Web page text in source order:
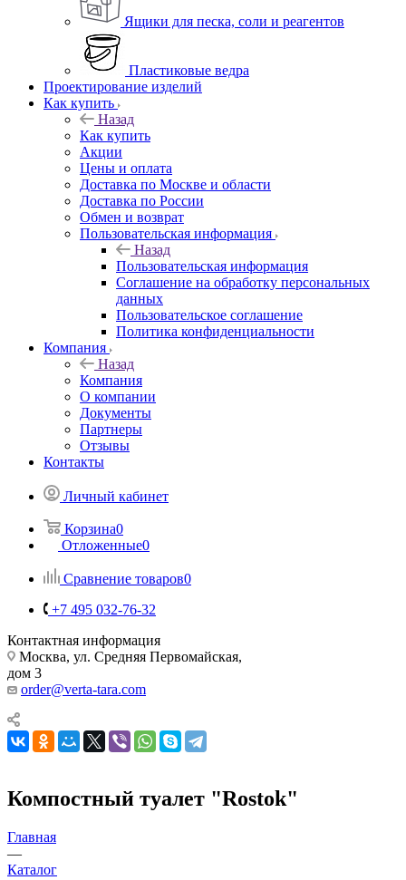
Ящики для песка, соли и реагентов
Пластиковые ведра
Проектирование изделий
Как купить
Назад
Как купить
Акции
Цены и оплата
Доставка по Москве и области
Доставка по России
Обмен и возврат
Пользовательская информация
Назад
Пользовательская информация
Соглашение на обработку персональных
данных
Пользовательское соглашение
Политика конфиденциальности
Компания
Назад
Компания
О компании
Документы
Партнеры
Отзывы
Контакты
Личный кабинет
Корзина0
Отложенные0
Сравнение товаров0
+7 495 032-76-32
Контактная информация
Москва, ул. Средняя Первомайская,
дом 3
order@verta-tara.com
Компостный туалет "Rostok"
Главная
—
Каталог